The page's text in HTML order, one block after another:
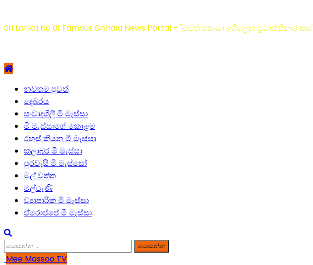
Sri Lanka No 01 Famous Sinhala News Portal – "පුවත් සොයා ඉගිලෙන ප්‍රවෘත්තිකාර
Primary
Menu
නවතම පුවත්
දෙබරය
සංවාදශීලී මී මැස්සා
මී මැස්සාගේ කොළම
රහස් කියන මී මැස්සා
කලාබර මී මැස්සා
පුරවැසි මී මැස්සෝ
මල් වත්ත
මල්පැණි
ව්‍යාපාරික මී මැස්සා
ඒරොප්පේ මී මැස්සා
සොයන්න:
Mee Massoo TV